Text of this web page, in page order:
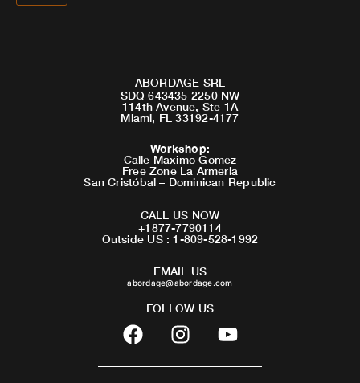
ABORDAGE SRL
SDQ 643435 2250 NW
114th Avenue, Ste 1A
Miami, FL 33192-4177
Workshop:
Calle Maximo Gomez
Free Zone La Armeria
San Cristóbal – Dominican Republic
CALL US NOW
+1877-7790114
Outside US : 1-809-528-1992
EMAIL US
abordage@abordage.com
FOLLOW US
F
a
c
I
n
s
Y
o
u